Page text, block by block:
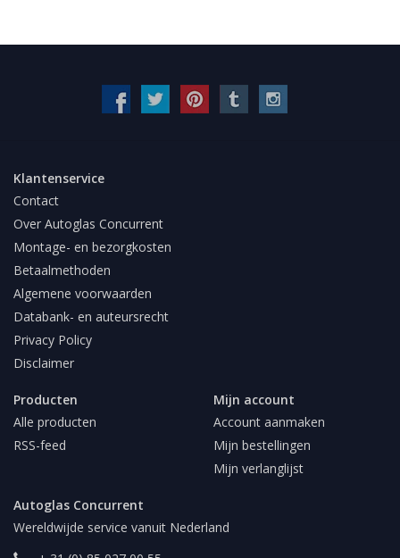
Klantenservice
Contact
Over Autoglas Concurrent
Montage- en bezorgkosten
Betaalmethoden
Algemene voorwaarden
Databank- en auteursrecht
Privacy Policy
Disclaimer
Producten
Alle producten
RSS-feed
Mijn account
Account aanmaken
Mijn bestellingen
Mijn verlanglijst
Autoglas Concurrent
Wereldwijde service vanuit Nederland